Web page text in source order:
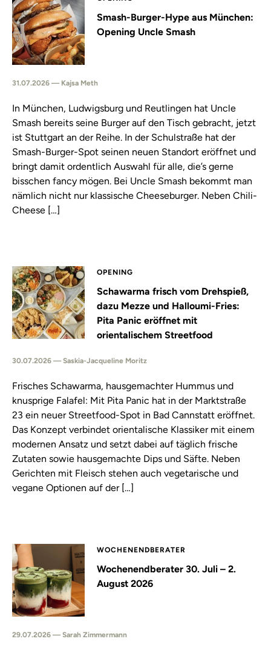
Smash-Burger-Hype aus München:
Opening Uncle Smash
31.07.2026 — Kajsa Meth
In München, Ludwigsburg und Reutlingen hat Uncle
Smash bereits seine Burger auf den Tisch gebracht, jetzt
ist Stuttgart an der Reihe. In der Schulstraße hat der
Smash-Burger-Spot seinen neuen Standort eröffnet und
bringt damit ordentlich Auswahl für alle, die’s gerne
bisschen fancy mögen. Bei Uncle Smash bekommt man
nämlich nicht nur klassische Cheeseburger. Neben Chili-
Cheese […]
OPENING
Schawarma frisch vom Drehspieß,
dazu Mezze und Halloumi-Fries:
Pita Panic eröffnet mit
orientalischem Streetfood
30.07.2026 — Saskia-Jacqueline Moritz
Frisches Schawarma, hausgemachter Hummus und
knusprige Falafel: Mit Pita Panic hat in der Marktstraße
23 ein neuer Streetfood-Spot in Bad Cannstatt eröffnet.
Das Konzept verbindet orientalische Klassiker mit einem
modernen Ansatz und setzt dabei auf täglich frische
Zutaten sowie hausgemachte Dips und Säfte. Neben
Gerichten mit Fleisch stehen auch vegetarische und
vegane Optionen auf der […]
WOCHENENDBERATER
Wochenendberater 30. Juli – 2.
August 2026
29.07.2026 — Sarah Zimmermann